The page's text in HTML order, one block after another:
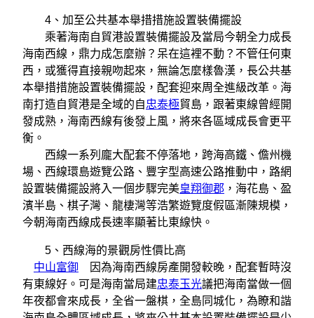
4、加至公共基本舉措措施設置裝備擺設
乘著海南自貿港設置裝備擺設及當局今朝全力成長
海南西線，鼎力成怎麼辦？呆在這裡不動？不管任何東
西，或獲得直接親吻起來，無論怎麼樣魯漢，長公共基
本舉措措施設置裝備擺設，配套迎來周全進級改革。海
南打造自貿港是全域的自忠泰極貿島，跟著東線曾經開
發成熟，海南西線有後發上風，將來各區域成長會更平
衡。
西線一系列龐大配套不停落地，跨海高鐵、儋州機
場、西線環島遊覽公路、豐字型高速公路推動中，路網
設置裝備擺設將入一個步驟完美皇翔御郡 ，海花島、盈
濱半島、棋子灣、龍棲灣等浩繁遊覽度假區漸陳規模，
今朝海南西線成長速率顯著比東線快。
5、西線海的景觀房性價比高
中山富御 因為海南西線房產開發較晚，配套暫時沒
有東線好。可是海南當局建忠泰玉光議把海南當做一個
年夜都會來成長，全省一盤棋，全島同城化，為瞭和諧